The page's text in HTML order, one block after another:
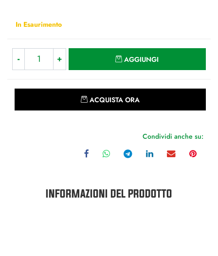
In Esaurimento
AGGIUNGI
ACQUISTA ORA
Condividi anche su:
INFORMAZIONI DEL PRODOTTO